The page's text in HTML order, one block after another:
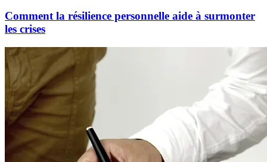
Comment la résilience personnelle aide à surmonter
les crises